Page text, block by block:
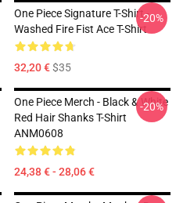
One Piece Signature T-Shirt -
Washed Fire Fist Ace T-Shirt
32,20 €$35
-20%
One Piece Merch - Black & White
Red Hair Shanks T-Shirt
ANM0608
24,38 € - 28,06 €
-20%